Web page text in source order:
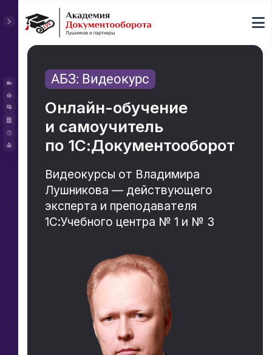
АБЗ: Видеокурс
Онлайн-обучение
и самоучитель
по 1С:Документооборот
Видеокурсы от Владимира
Лушникова — действующего
эксперта и преподавателя
1С:Учебного центра № 1 и № 3